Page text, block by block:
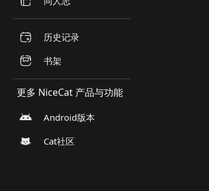
历史记录
书架
更多 NiceCat 产品与功能
Android版本
Cat社区